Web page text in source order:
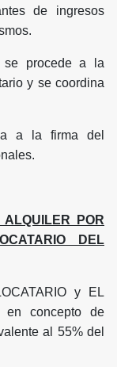
de ingresos
se procede a la
y se coordina
a la firma del
ALQUILER POR
DEL
y EL
en concepto de
al 55% del